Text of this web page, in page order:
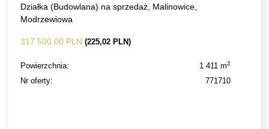
Działka (Budowlana) na sprzedaż, Malinowice,
Modrzewiowa
317 500,00 PLN (225,02 PLN)
Powierzchnia: 1 411 m2
Nr oferty: 771710